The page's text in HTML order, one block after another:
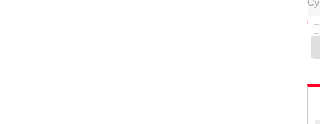
0